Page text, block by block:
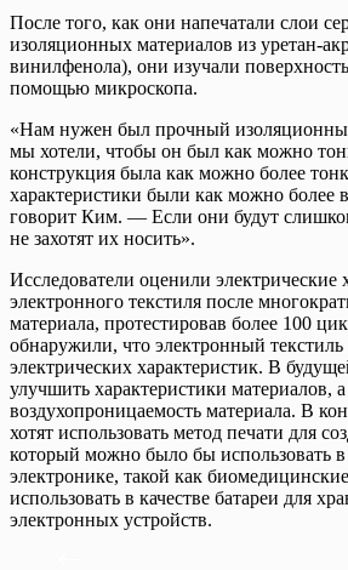
После того, как они напечатали слои
изоляционных материалов из уретан-
винилфенола), они изучали
помощью микроскопа.
«Нам нужен был прочный
мы хотели, чтобы он был как можно
конструкция была как можно более
характеристики были как можно
говорит Ким. — Если они будут
не захотят их носить».
Исследователи оценили электрические
электронного текстиля после
материала, протестировав более 100
обнаружили, что электронный текстиль
электрических характеристик. В
улучшить характеристики материалов,
воздухопроницаемость материала. В
хотят использовать метод печати для
который можно было бы использовать
электронике, такой как
использовать в качестве батареи для
электронных устройств.